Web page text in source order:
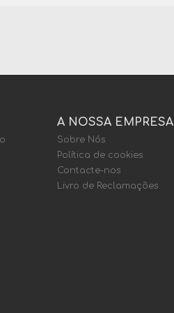
A NOSSA EMPRESA
Sobre Nós
Política de cookies
Contacte-nos
Livro de Reclamações